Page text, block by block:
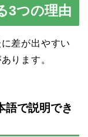
3つの理由
差が出やすい
ります。
語で説明でき